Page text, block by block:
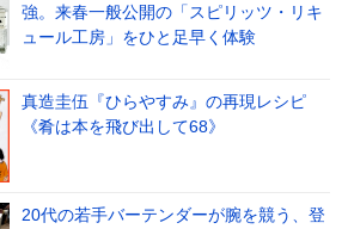
強。来春一般公開の「スピリッツ・リキ
ュール工房」をひと足早く体験
真造圭伍『ひらやすみ』の再現レシピ
《肴は本を飛び出して68》
20代の若手バーテンダーが腕を競う、登